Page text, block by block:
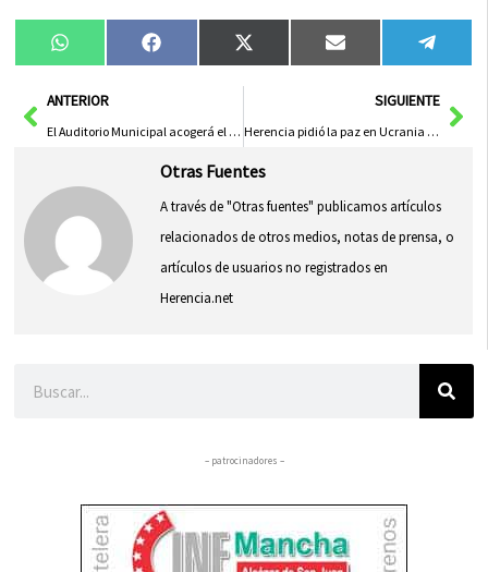
Compartir
en
WhatsAppCompartir
en
FacebookCompartir
en
X
(Twitter)
Compartir
en
Email
en
AntANTERIOR
El Auditorio Municipal acogerá el pregón de la Semana Santa 2022 en Herencia
SIGUIENTE
Herencia pidió la paz en Ucrania en la Hora del Planeta
Otras Fuentes
A través de "Otras fuentes" publicamos artículos
relacionados de otros medios, notas de prensa, o
artículos de usuarios no registrados en
Herencia.net
– patrocinadores –